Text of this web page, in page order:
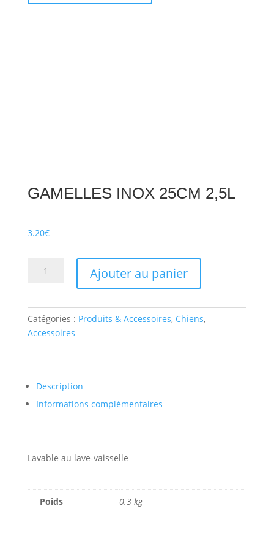
GAMELLES INOX 25CM 2,5L
3.20€
INOX
25CM
2,5L
Ajouter au panier
Catégories : Produits & Accessoires, Chiens,
Accessoires
Description
Informations complémentaires
Lavable au lave-vaisselle
Poids 0.3 kg